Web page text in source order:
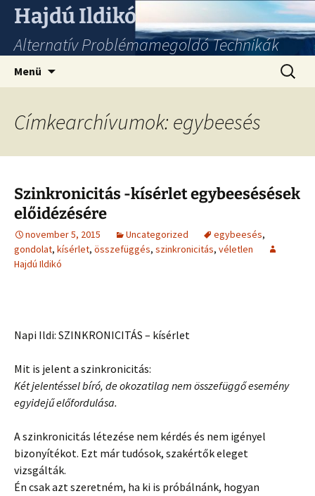
Hajdú Ildikó
Alternatív Problémamegoldó Technikák
Menü
Címkearchívumok: egybeesés
Szinkronicitás -kísérlet egybeesésések
előidézésére
november 5, 2015 Uncategorized egybeesés,
gondolat, kísérlet, összefüggés, szinkronicitás, véletlen
Hajdú Ildikó
Napi Ildi: SZINKRONICITÁS – kísérlet
Mit is jelent a szinkronicitás:
Két jelentéssel bíró, de okozatilag nem összefüggő esemény
egyidejű előfordulása.
A szinkronicitás létezése nem kérdés és nem igényel
bizonyítékot. Ezt már tudósok, szakértők eleget
vizsgálták.
Én csak azt szeretném, ha ki is próbálnánk, hogyan